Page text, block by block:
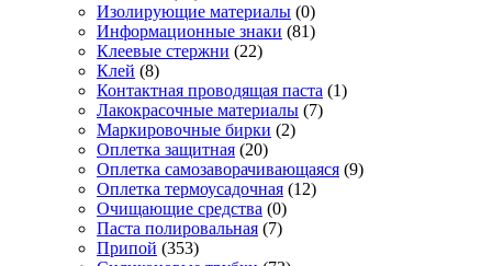
Изолирующие материалы (0)
Информационные знаки (81)
Клеевые стержни (22)
Клей (8)
Контактная проводящая паста (1)
Лакокрасочные материалы (7)
Маркировочные бирки (2)
Оплетка защитная (20)
Оплетка самозаворачивающаяся (9)
Оплетка термоусадочная (12)
Очищающие средства (0)
Паста полировальная (7)
Припой (353)